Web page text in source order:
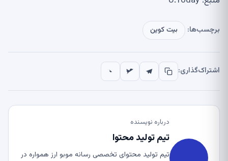
برچسب‌ها: بیت کوین
اشتراک‌گذاری:
درباره نویسنده
تیم تولید محتوا
تیم تولید محتوای تخصصی رسانه موبو ارز همواره در